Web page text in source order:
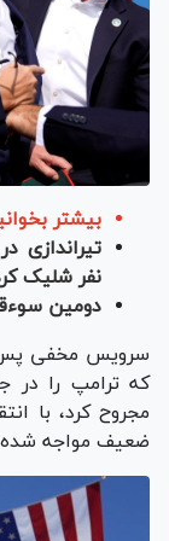
بیشتر
نفر شلیک
دومین
که ترامپ را در
مجروح کرد، با
ضعیف مواجه